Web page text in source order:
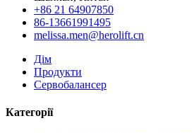
+86 21 64907850
86-13661991495
melissa.men@herolift.cn
Дім
Продукти
Сервобалансер
Категорії